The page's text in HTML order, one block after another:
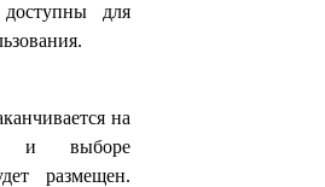
доступны для
на
и выборе
размещен.